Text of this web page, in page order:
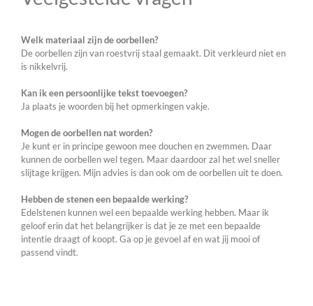
Welk materiaal zijn de oorbellen?
De oorbellen zijn van roestvrij staal gemaakt. Dit verkleurd niet en
is nikkelvrij.
Kan ik een persoonlijke tekst toevoegen?
Ja plaats je woorden bij het opmerkingen vakje.
Mogen de oorbellen nat worden?
Je kunt er in principe gewoon mee douchen en zwemmen. Daar
kunnen de oorbellen wel tegen. Maar daardoor zal het wel sneller
slijtage krijgen. Mijn advies is dan ook om de oorbellen uit te doen.
Hebben de stenen een bepaalde werking?
Edelstenen kunnen wel een bepaalde werking hebben. Maar ik
geloof erin dat het belangrijker is dat je ze met een bepaalde
intentie draagt of koopt. Ga op je gevoel af en wat jij mooi of
passend vindt.